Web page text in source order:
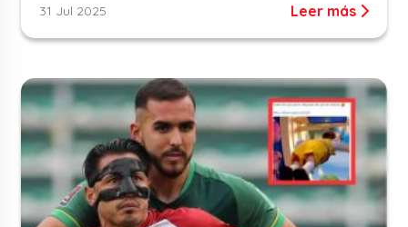
31 Jul 2025 Leer más